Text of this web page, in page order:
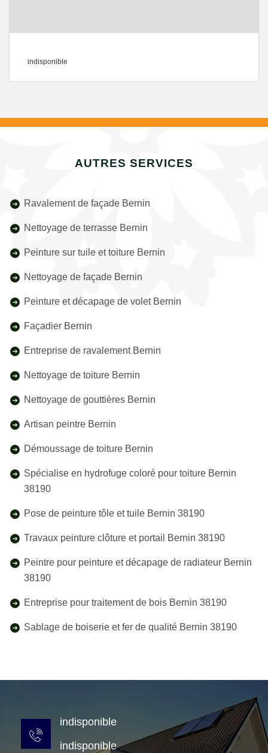
indisponible
AUTRES SERVICES
Ravalement de façade Bernin
Nettoyage de terrasse Bernin
Peinture sur tuile et toiture Bernin
Nettoyage de façade Bernin
Peinture et décapage de volet Bernin
Façadier Bernin
Entreprise de ravalement Bernin
Nettoyage de toiture Bernin
Nettoyage de gouttières Bernin
Artisan peintre Bernin
Démoussage de toiture Bernin
Spécialise en hydrofuge coloré pour toiture Bernin
38190
Pose de peinture tôle et tuile Bernin 38190
Travaux peinture clôture et portail Bernin 38190
Peintre pour peinture et décapage de radiateur Bernin
38190
Entreprise pour traitement de bois Bernin 38190
Sablage de boiserie et fer de qualité Bernin 38190
indisponible
indisponible